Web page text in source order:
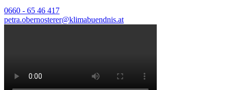
0660 - 65 46 417
petra.obernosterer@klimabuendnis.at